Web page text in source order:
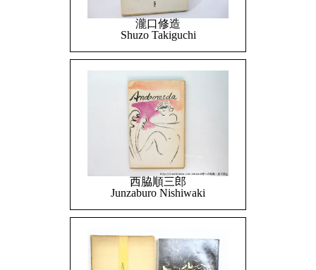
瀧口修造
Shuzo Takiguchi
西脇順三郎
Junzaburo Nishiwaki